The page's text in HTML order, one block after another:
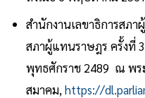
สำนักงานเลขาธิการสภ
สภาผู้แทนราษฎร ครั้งที่
พุทธศักราช 2489 ณ พ
สมาคม, https://